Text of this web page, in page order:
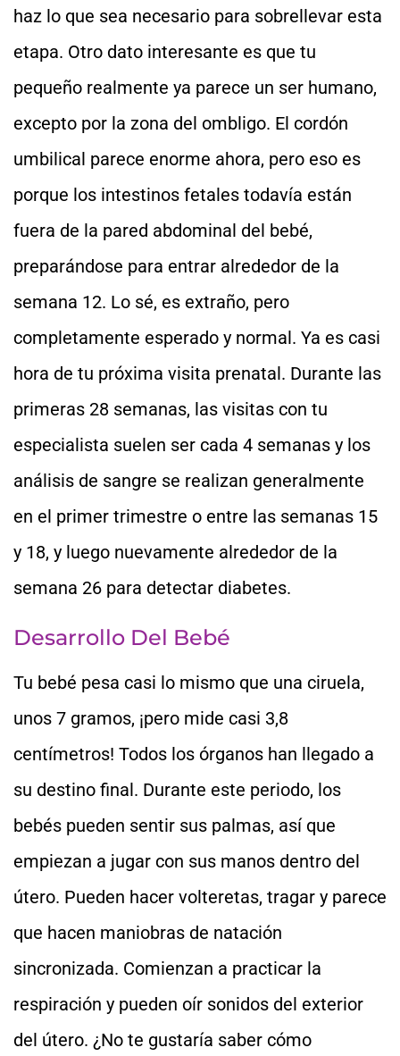
haz lo que sea necesario para sobrellevar esta
etapa. Otro dato interesante es que tu
pequeño realmente ya parece un ser humano,
excepto por la zona del ombligo. El cordón
umbilical parece enorme ahora, pero eso es
porque los intestinos fetales todavía están
fuera de la pared abdominal del bebé,
preparándose para entrar alrededor de la
semana 12. Lo sé, es extraño, pero
completamente esperado y normal. Ya es casi
hora de tu próxima visita prenatal. Durante las
primeras 28 semanas, las visitas con tu
especialista suelen ser cada 4 semanas y los
análisis de sangre se realizan generalmente
en el primer trimestre o entre las semanas 15
y 18, y luego nuevamente alrededor de la
semana 26 para detectar diabetes.
Desarrollo Del Bebé
Tu bebé pesa casi lo mismo que una ciruela,
unos 7 gramos, ¡pero mide casi 3,8
centímetros! Todos los órganos han llegado a
su destino final. Durante este periodo, los
bebés pueden sentir sus palmas, así que
empiezan a jugar con sus manos dentro del
útero. Pueden hacer volteretas, tragar y parece
que hacen maniobras de natación
sincronizada. Comienzan a practicar la
respiración y pueden oír sonidos del exterior
del útero. ¿No te gustaría saber cómo